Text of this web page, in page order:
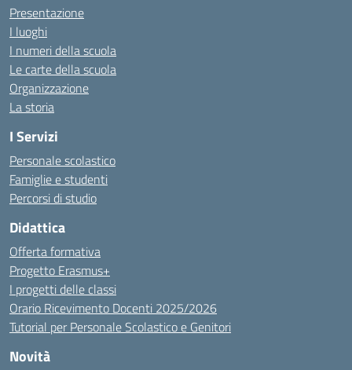
Presentazione
I luoghi
I numeri della scuola
Le carte della scuola
Organizzazione
La storia
I Servizi
Personale scolastico
Famiglie e studenti
Percorsi di studio
Didattica
Offerta formativa
Progetto Erasmus+
I progetti delle classi
Orario Ricevimento Docenti 2025/2026
Tutorial per Personale Scolastico e Genitori
Novità